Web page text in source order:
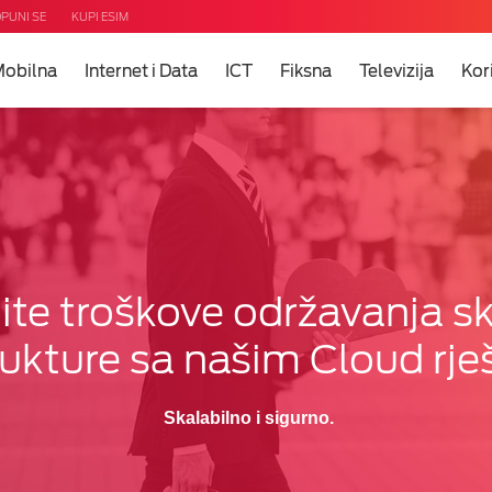
SE KUPI ESIM
i
Internet i Data ICT Fiksna Televizija
troškove održavanja
sa našim Cloud
Skalabilno i sigurno.